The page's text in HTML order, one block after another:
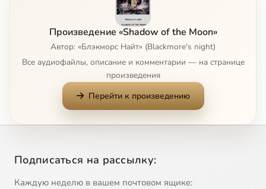
Memmingen
No Second Chance 5:41
Mono Tanz 3:35
13 Spirit Of The Sea 4:52
15 Wish You Were Here
Произведение «Shadow of the Moon»
Автор: «Блэкморс Найт» (Blackmore's night)
Все аудиофайлы, описание и комментарии — на странице
произведения
Перейти к произведению
Подписаться на рассылку:
Каждую неделю в вашем почтовом ящике: